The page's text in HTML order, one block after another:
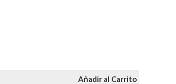
Añadir al Carrito